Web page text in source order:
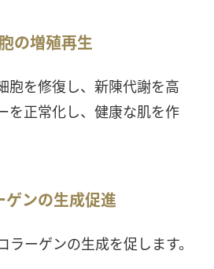
の増殖再生
胞を修復し、新陳代謝を高
を正常化し、健康な肌を作
ゲンの生成促進
ラーゲンの生成を促します。